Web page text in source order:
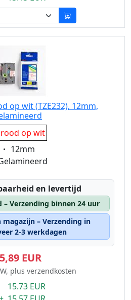
op wit (TZE232), 12mm,
rood op wit
Eigenschaft:
12mm
en levertijd
– Verzending binnen 24 uur
magazijn – Verzending in
2-3 werkdagen
EUR
plus verzendkosten
15.73 EUR